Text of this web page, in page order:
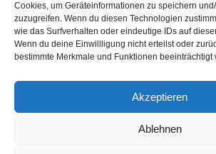
Cookies, um Geräteinformationen zu speichern
zuzugreifen. Wenn du diesen Technologien
wie das Surfverhalten oder eindeutige IDs auf
Wenn du deine Einwillligung nicht erteilst oder
bestimmte Merkmale und Funktionen beeinträchtigt
Akzeptieren
Ablehnen
Nix mehr mit viel sitzen
© 2026 Best of Wandern